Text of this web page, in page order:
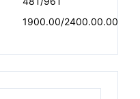
1900.00/2400.00.00